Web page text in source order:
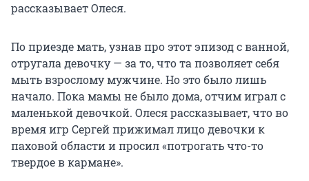
рассказывает Олеся.
По приезде мать, узнав про этот эпизод с ванной,
отругала девочку — за то, что та позволяет себя
мыть взрослому мужчине. Но это было лишь
начало. Пока мамы не было дома, отчим играл с
маленькой девочкой. Олеся рассказывает, что во
время игр Сергей прижимал лицо девочки к
паховой области и просил «потрогать что-то
твердое в кармане».